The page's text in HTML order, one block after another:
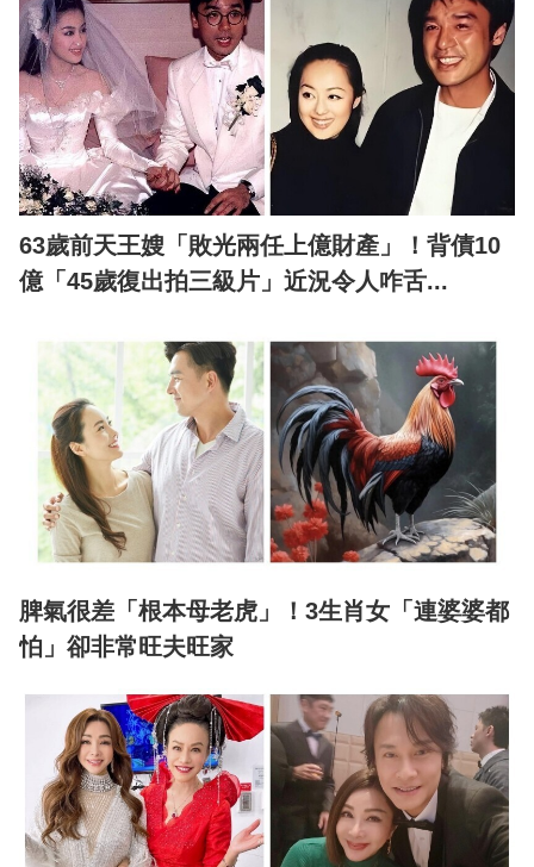
63歲前天王嫂「敗光兩任上億財產」！背債10
億「45歲復出拍三級片」近況令人咋舌...
脾氣很差「根本母老虎」！3生肖女「連婆婆都
怕」卻非常旺夫旺家